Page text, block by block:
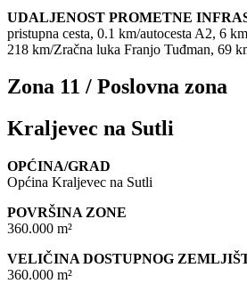
UDALJENOST PROMETNE
pristupna cesta, 0.1 km/autocesta A2, 6
218 km/Zračna luka Franjo Tuđman, 69
Zona 11 / Poslovna zona
Kraljevec na Sutli
OPĆINA/GRAD
Općina Kraljevec na Sutli
POVRŠINA ZONE
360.000 m²
VELIČINA DOSTUPNOG
360.000 m²